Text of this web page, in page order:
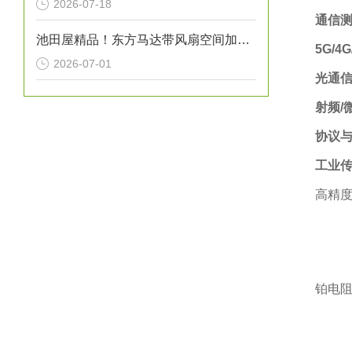
2026-07-18
池田屋精品！东方马达带风扇空间加热器 HMA系列 100W型 参数介绍
2026-07-01
通信
5G/
光通
射频/
协议
工业
高精
铂电